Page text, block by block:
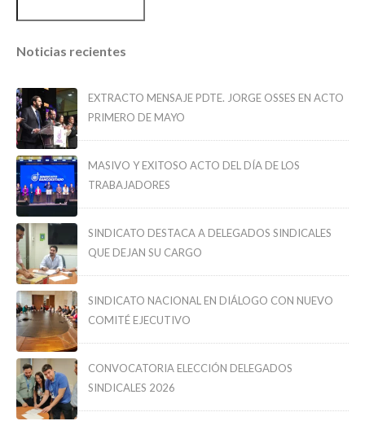
Noticias recientes
EXTRACTO MENSAJE PDTE. JORGE OSSES EN ACTO
PRIMERO DE MAYO
MASIVO Y EXITOSO ACTO DEL DÍA DE LOS
TRABAJADORES
SINDICATO DESTACA A DELEGADOS SINDICALES
QUE DEJAN SU CARGO
SINDICATO NACIONAL EN DIÁLOGO CON NUEVO
COMITÉ EJECUTIVO
CONVOCATORIA ELECCIÓN DELEGADOS
SINDICALES 2026